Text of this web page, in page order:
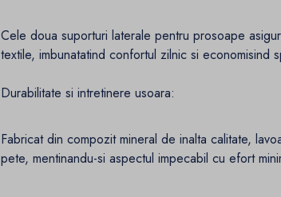
Cele doua suporturi laterale pentru prosoape
textile, imbunatatind confortul zilnic si economisind
Durabilitate si intretinere usoara:
Fabricat din compozit mineral de inalta calitate,
pete, mentinandu-si aspectul impecabil cu efort